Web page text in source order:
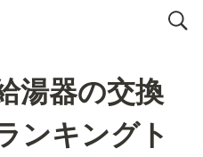
湯器の交換
ンキングト